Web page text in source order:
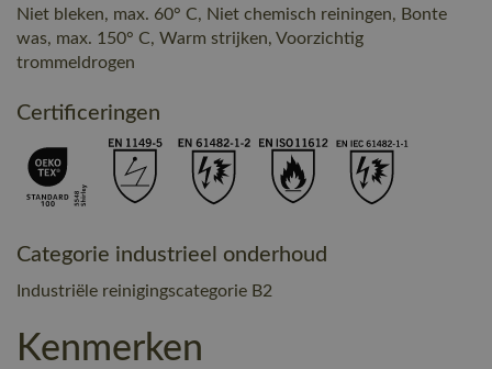
Niet bleken, max. 60° C, Niet chemisch reiningen, Bonte
was, max. 150° C, Warm strijken, Voorzichtig
trommeldrogen
Certificeringen
Categorie industrieel onderhoud
Industriële reinigingscategorie B2
Kenmerken